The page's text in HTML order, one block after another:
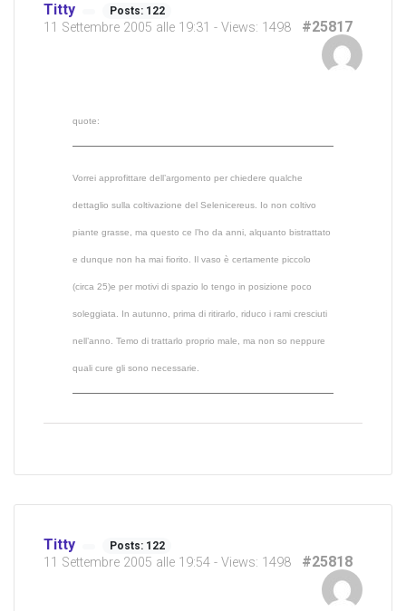
Titty Posts: 122
11 Settembre 2005 alle 19:31 - Views: 1498 #25817
quote:
Vorrei approfittare dell’argomento per chiedere qualche
dettaglio sulla coltivazione del Selenicereus. Io non coltivo
piante grasse, ma questo ce l’ho da anni, alquanto bistrattato
e dunque non ha mai fiorito. Il vaso è certamente piccolo
(circa 25)e per motivi di spazio lo tengo in posizione poco
soleggiata. In autunno, prima di ritirarlo, riduco i rami cresciuti
nell’anno. Temo di trattarlo proprio male, ma non so neppure
quali cure gli sono necessarie.
Titty Posts: 122
11 Settembre 2005 alle 19:54 - Views: 1498 #25818